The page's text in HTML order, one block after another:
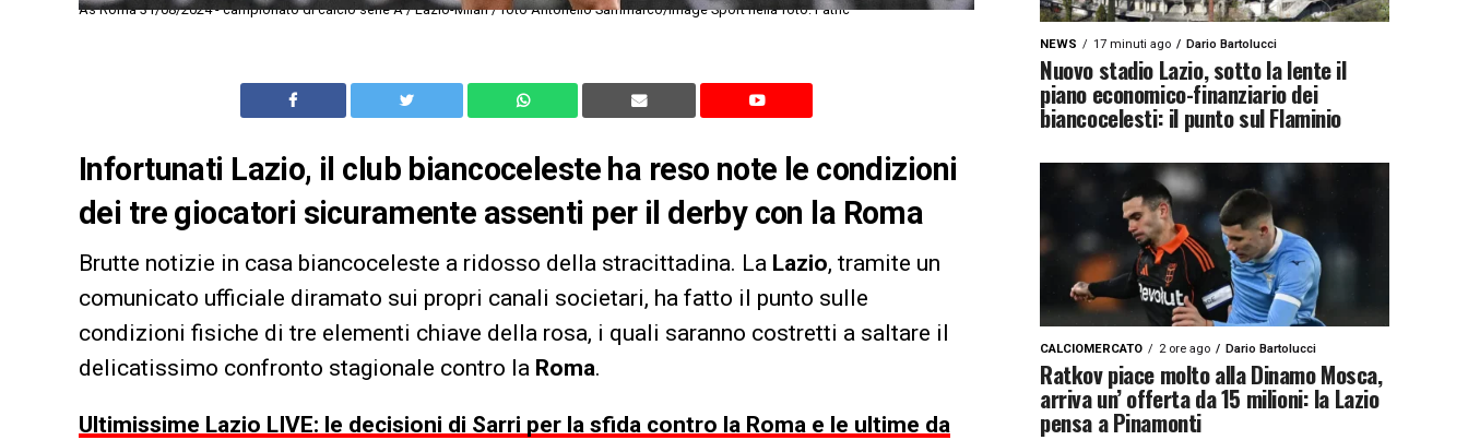
As Roma 31/08/2024 - campionato di calcio serie A / Lazio-Milan / foto Antonello Sammarco/Image Sport nella foto: Patric
Infortunati Lazio, il club biancoceleste ha reso note le condizioni
dei tre giocatori sicuramente assenti per il derby con la Roma
Brutte notizie in casa biancoceleste a ridosso della stracittadina. La Lazio, tramite un
comunicato ufficiale diramato sui propri canali societari, ha fatto il punto sulle
condizioni fisiche di tre elementi chiave della rosa, i quali saranno costretti a saltare il
delicatissimo confronto stagionale contro la Roma.
Ultimissime Lazio LIVE: le decisioni di Sarri per la sfida contro la Roma e le ultime da
NEWS 17 minuti ago Dario Bartolucci
Nuovo stadio Lazio, sotto la lente il
piano economico-finanziario dei
biancocelesti: il punto sul Flaminio
CALCIOMERCATO 2 ore ago Dario Bartolucci
Ratkov piace molto alla Dinamo Mosca,
arriva un’ offerta da 15 milioni: la Lazio
pensa a Pinamonti